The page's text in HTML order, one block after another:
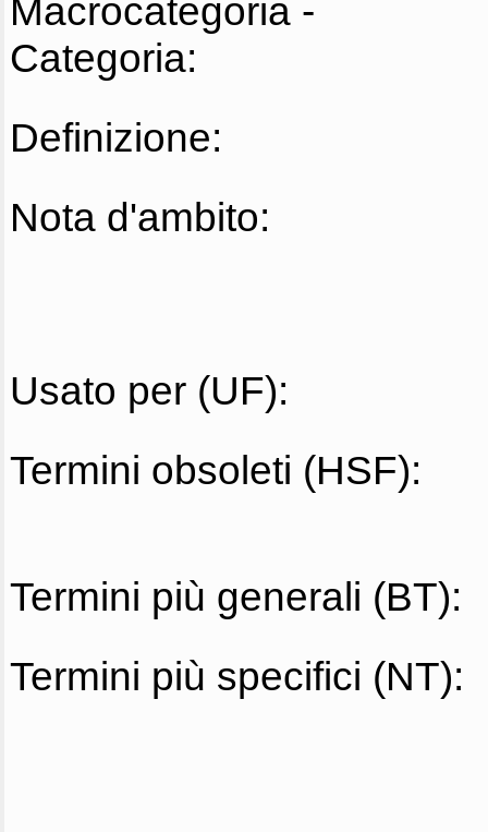
Macrocategoria -
Categoria:
Definizione:
Nota d'ambito:
Usato per (UF):
Termini obsoleti (HSF):
Termini più generali (BT):
Termini più specifici (NT):